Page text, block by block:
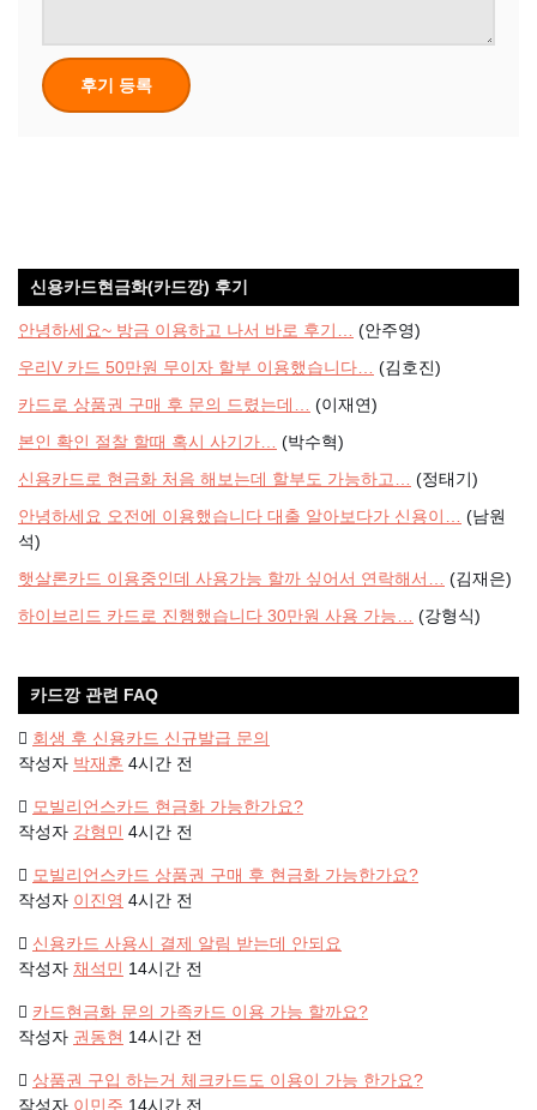
신용카드현금화(카드깡) 후기
안녕하세요~ 방금 이용하고 나서 바로 후기… (안주영)
우리V 카드 50만원 무이자 할부 이용했습니다… (김호진)
카드로 상품권 구매 후 문의 드렸는데… (이재연)
본인 확인 절찰 할때 혹시 사기가… (박수혁)
신용카드로 현금화 처음 해보는데 할부도 가능하고… (정태기)
안녕하세요 오전에 이용했습니다 대출 알아보다가 신용이…
(남원
석)
햇살론카드 이용중인데 사용가능 할까 싶어서 연락해서… (김재은)
하이브리드 카드로 진행했습니다 30만원 사용 가능… (강형식)
카드깡 관련 FAQ
회생 후 신용카드 신규발급 문의
작성자 박재훈 4시간 전
모빌리언스카드 현금화 가능한가요?
작성자 강형민 4시간 전
모빌리언스카드 상품권 구매 후 현금화 가능한가요?
작성자 이진영 4시간 전
신용카드 사용시 결제 알림 받는데 안되요
작성자 채석민 14시간 전
카드현금화 문의 가족카드 이용 가능 할까요?
작성자 권동현 14시간 전
상품권 구입 하는거 체크카드도 이용이 가능 한가요?
작성자 이민주 14시간 전